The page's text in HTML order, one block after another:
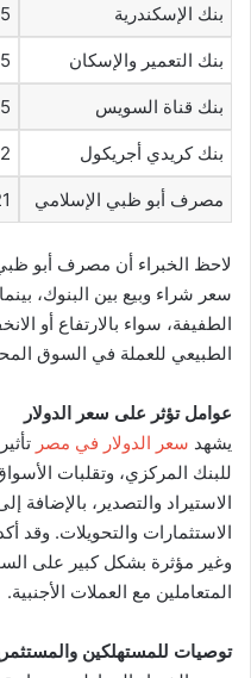
بنك الإسكندرية
بنك التعمير والإسكان
بنك قناة السويس
بنك كريدي أجريكول
مصرف أبو ظبي الإسلامي
لاحظ الخبراء أن مصرف أبو
سعر شراء وبيع بين البنوك،
الطفيفة، سواء بالارتفاع أو
الطبيعي للعملة في السوق
عوامل تؤثر على سعر الدولار
يشهد سعر الدولار في مصر
للبنك المركزي، وتقلبات
الاستيراد والتصدير، بالإضافة
الاستثمارات والتحويلات. وقد
وغير مؤثرة بشكل كبير على
المتعاملين مع العملات الأجنبية.
توصيات للمستهلكين